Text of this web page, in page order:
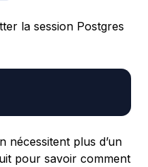
la session Postgres
nécessitent plus d’un
pour savoir comment